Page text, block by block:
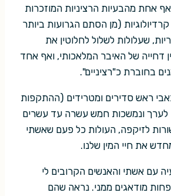
אף אחת מהבעיות הרציניות המוזכרות
(מן הסתם הגרועות ביותר
שעלולות לשלול לחלוטין את
דחייה של האיבר המלאכותי, ואף אחד
בחוברת כ"רציניים".
ראש סדירים ומטרידים (ההתקפות
ונמשכות חמש עשרה עד עשרים
לזיקפה, העולות כל פעם שאשתי
את חיי המין שלנו.
עם אשתי והאנשים הקרובים לי
מודאגים ממני. נראה שהם